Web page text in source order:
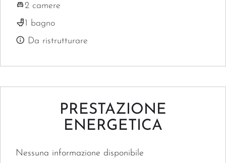
2 camere
1 bagno
Da ristrutturare
PRESTAZIONE
ENERGETICA
Nessuna informazione disponibile